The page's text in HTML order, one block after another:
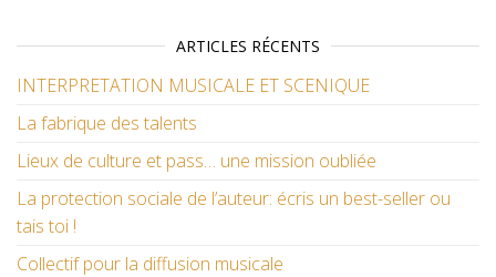
ARTICLES RÉCENTS
INTERPRETATION MUSICALE ET SCENIQUE
La fabrique des talents
Lieux de culture et pass… une mission oubliée
La protection sociale de l’auteur: écris un best-seller ou
tais toi !
Collectif pour la diffusion musicale